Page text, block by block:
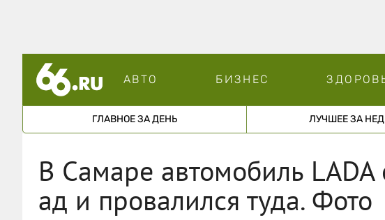
АВТО БИЗНЕС
ГЛАВНОЕ ЗА ДЕНЬ ЛУЧШЕЕ ЗА
В Самаре автомобиль LADA
ад и провалился туда. Фото